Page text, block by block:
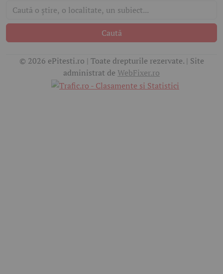
Caută
© 2026 ePitesti.ro | Toate drepturile rezervate. | Site
administrat de WebFixer.ro